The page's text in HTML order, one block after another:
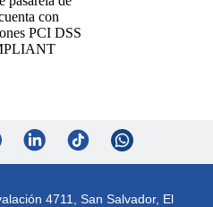
4711, San Salvador, El